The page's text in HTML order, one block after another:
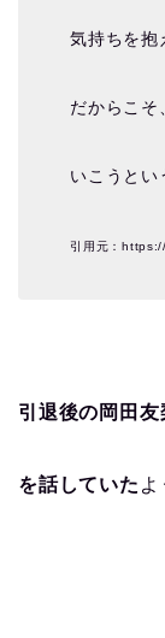
気持ちを抱
だからこそ
いこうとい
引用元：
引退後の岡田友
を話していた よ